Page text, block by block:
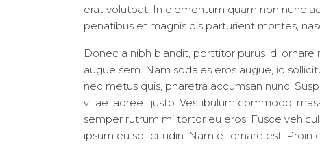
erat volutpat. In elementum quam non nunc
penatibus et magnis dis parturient montes,
Donec a nibh blandit, porttitor purus id,
augue sem. Nam sodales eros augue, id
nec metus quis, pharetra accumsan nunc.
vitae laoreet justo. Vestibulum commodo,
semper rutrum mi tortor eu eros. Fusce
ipsum eu sollicitudin. Nam et ornare est.